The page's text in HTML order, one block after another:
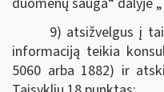
9) atsižvelgus į
informaciją teikia
5060 arba 1882) ir